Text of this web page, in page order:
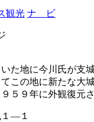
観光 ナ ビ
た地に今川氏が支
この地に新たな大
５９年に外観復元
―１